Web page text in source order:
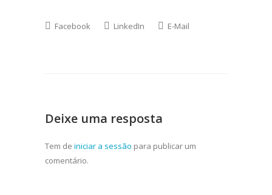
Facebook LinkedIn E-Mail
Deixe uma resposta
Tem de iniciar a sessão para publicar um
comentário.